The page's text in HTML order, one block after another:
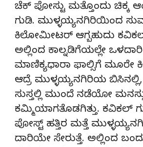
ಚೆಕ್ ಪೋಸ್ಟು ಮತ್ತೊಂದು ಚಿಕ್ಕ
ಗುಡಿ. ಮುಳ್ಳಯ್ಯನಗಿರಿಯಿಂದ
ಕಿಲೋಮೀಟರ್ ಆಗ್ಬಹುದು
ಅಲ್ಲಿಂದ ಕಾಲ್ನಡಿಗೆಯಲ್ಲೇ
ಮಾಣಿಕ್ಯಧಾರಾ ಫಾಲ್ಸಿಗೆ
ಆದ್ರೆ ಮುಳ್ಳಯ್ಯನಗಿರಿಯ
ಸುಸ್ತಲ್ಲಿ ಮುಂದೆ ನಡೆಯೋ
ಕಮ್ಮಿಯಾಗತೊಡಗಿತ್ತು. ಕವಿಕಲ್
ಪೋಸ್ಟ್ ಹತ್ತಿರ ಮತ್ತೆ
ದಾರಿಯೇ ಸೇರುತ್ತೆ. ಅಲ್ಲಿಂದ